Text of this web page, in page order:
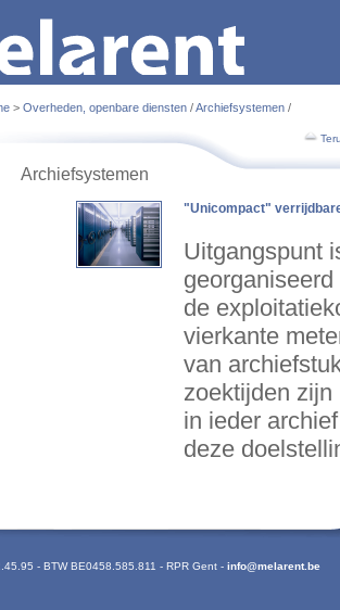
> Overheden, openbare diensten /Archiefsystemen /
Archiefsystemen
"Unicompact"
Uitgangspunt
de
vierkante
van
zoektijden
in ieder
deze
- BTW BE0458.585.811 - RPR Gent - info@melarent.be